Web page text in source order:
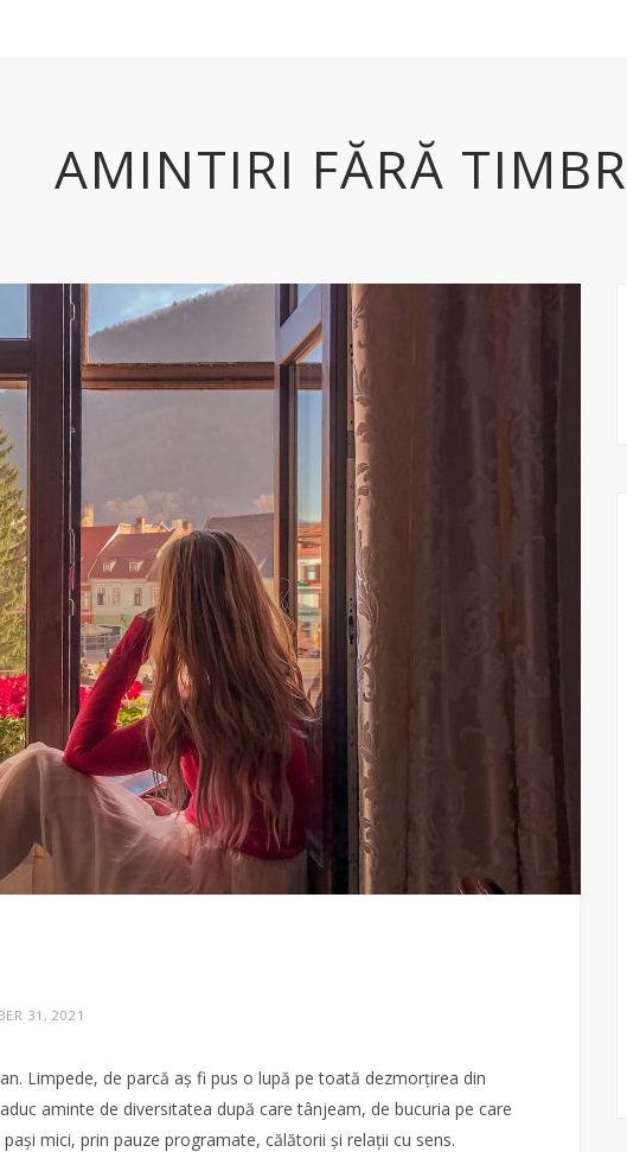
AMINTIRI FĂRĂ
31, 2021
Limpede, de parcă aș fi pus o lupă pe toată dezmorțirea din
aminte de diversitatea după care tânjeam, de bucuria pe care
mici, prin pauze programate, călătorii și relații cu sens.